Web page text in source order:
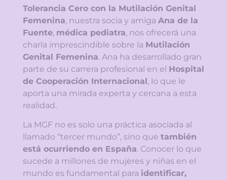
Tolerancia Cero con la Mutilación Genital
Femenina, nuestra socia y amiga Ana de la
Fuente, médica pediatra, nos ofrecerá una
charla imprescindible sobre la Mutilación
Genital Femenina. Ana ha desarrollado gran
parte de su carrera profesional en el Hospital
de Cooperación Internacional, lo que le
aporta una mirada experta y cercana a esta
realidad.
La MGF no es solo una práctica asociada al
llamado “tercer mundo”, sino que también
está ocurriendo en España. Conocer lo que
sucede a millones de mujeres y niñas en el
mundo es fundamental para identificar,